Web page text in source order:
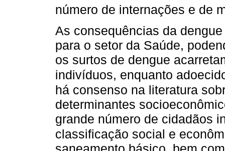
número de internações e de
As consequências da
para o setor da Saúde,
os surtos de dengue
indivíduos, enquanto
há consenso na literatura
determinantes
grande número de cidadãos
classificação social e